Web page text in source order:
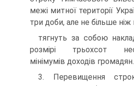
межі митної території
три доби, але не більше ніж
тягнуть за собою
розмірі трьохсот
мінімумів доходів громадян.
3. Перевищення